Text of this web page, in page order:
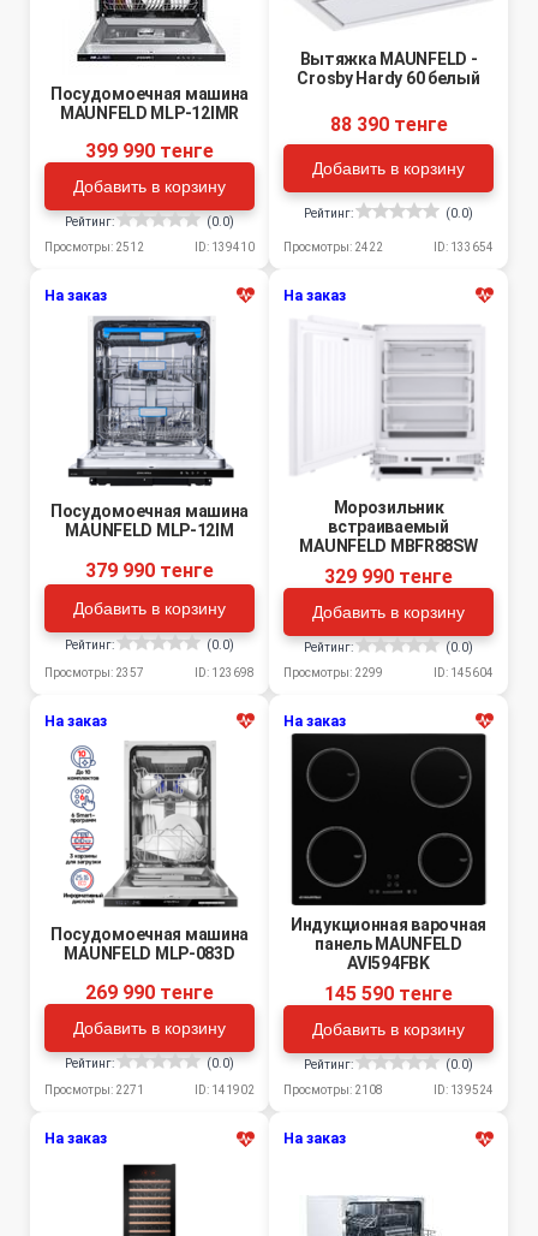
Посудомоечная машина
MAUNFELD MLP-12IMR
399 990 тенге
Добавить в корзину
Рейтинг:
(0.0)
Просмотры: 2512
ID: 139410
Вытяжка MAUNFELD -
Crosby Hardy 60 белый
88 390 тенге
Добавить в корзину
Рейтинг: (0.0)
Просмотры: 2422 ID: 133654
На заказ
Посудомоечная машина
MAUNFELD MLP-12IM
379 990 тенге
Добавить в корзину
Рейтинг: (0.0)
Просмотры: 2357 ID: 123698
На заказ
Морозильник
встраиваемый
MAUNFELD MBFR88SW
329 990 тенге
Добавить в корзину
Рейтинг:
(0.0)
Просмотры: 2299
ID: 145604
На заказ
Посудомоечная машина
MAUNFELD MLP-083D
269 990 тенге
Добавить в корзину
Рейтинг:
(0.0)
Просмотры: 2271
ID: 141902
На заказ
Индукционная варочная
панель MAUNFELD
AVI594FBK
145 590 тенге
Добавить в корзину
Рейтинг:
(0.0)
Просмотры: 2108
ID: 139524
На заказ На заказ